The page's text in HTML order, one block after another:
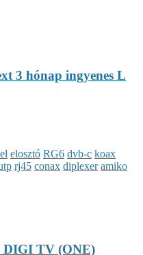
3 hónap ingyenes L
elosztó RG6 dvb-c koax
rj45 conax diplexer amiko
TV (ONE)